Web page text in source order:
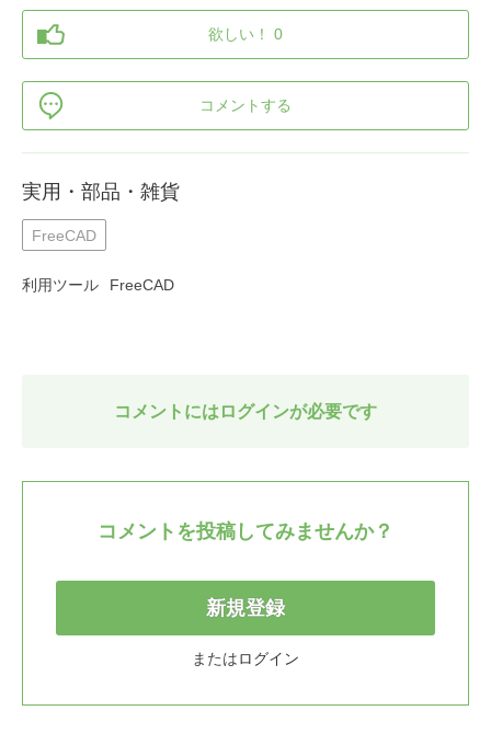
欲しい！ 0
コメントする
実用・部品・雑貨
FreeCAD
利用ツール FreeCAD
コメントにはログインが必要です
コメントを投稿してみませんか？
新規登録
またはログイン